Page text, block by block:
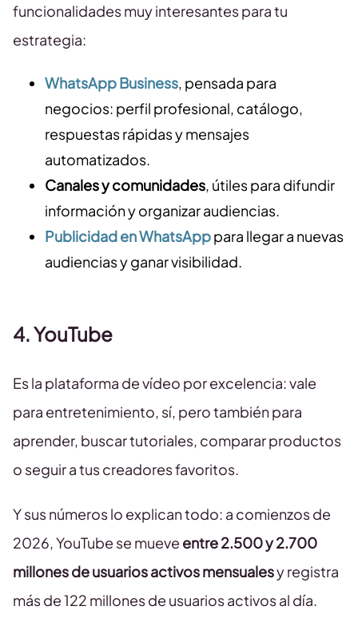
funcionalidades muy interesantes para tu
estrategia:
WhatsApp Business, pensada para
negocios: perfil profesional, catálogo,
respuestas rápidas y mensajes
automatizados.
Canales y comunidades, útiles para difundir
información y organizar audiencias.
Publicidad en WhatsApppara llegar a nuevas
audiencias y ganar visibilidad.
4. YouTube
Es la plataforma de vídeo por excelencia: vale
para entretenimiento, sí, pero también para
aprender, buscar tutoriales, comparar productos
o seguir a tus creadores favoritos.
Y sus números lo explican todo: a comienzos de
2026, YouTube se mueve entre 2.500 y 2.700
millones de usuarios activos mensualesy registra
más de 122 millones de usuarios activos al día.